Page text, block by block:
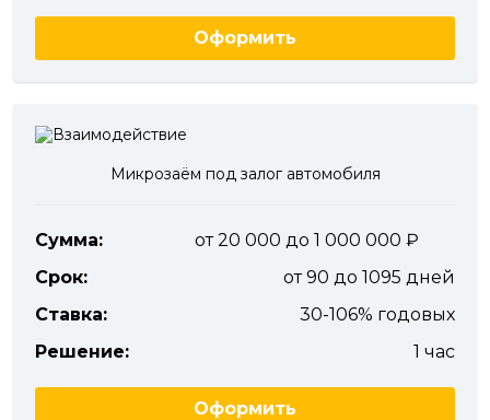
Оформить
Микрозаём под залог автомобиля
Сумма:
от 20 000 до 1 000 000
Срок:
от 90 до 1095 дней
Ставка:
30-106% годовых
Решение:
1 час
Оформить